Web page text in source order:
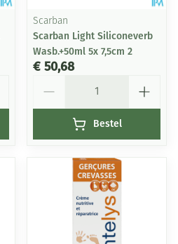
Scarban
Scarban Light Siliconeverb
Wasb.+50ml 5x 7,5cm 2
€ 50,68
Bestel